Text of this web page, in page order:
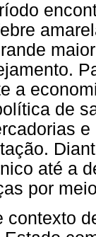
a
de
até a
por
contexto